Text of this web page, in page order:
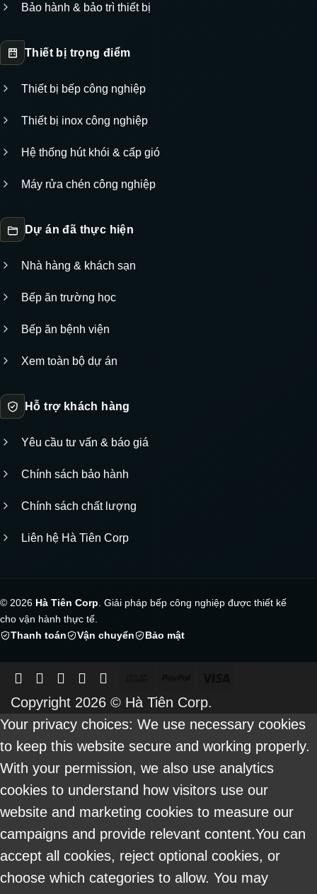
Bảo hành & bảo trì thiết bị
Thiết bị trọng điểm
Thiết bị bếp công nghiệp
Thiết bị inox công nghiệp
Hệ thống hút khói & cấp gió
Máy rửa chén công nghiệp
Dự án đã thực hiện
Nhà hàng & khách sạn
Bếp ăn trường học
Bếp ăn bệnh viện
Xem toàn bộ dự án
Hỗ trợ khách hàng
Yêu cầu tư vấn & báo giá
Chính sách bảo hành
Chính sách chất lượng
Liên hệ Hà Tiên Corp
© 2026 Hà Tiên Corp. Giải pháp bếp công nghiệp được thiết kế
cho vận hành thực tế.
Thanh toán
Vận chuyển Bảo mật
On
Delivery
Copyright 2026 © Hà Tiên Corp.
Your privacy choices: We use necessary cookies
to keep this website secure and working properly.
With your permission, we also use analytics
cookies to understand how visitors use our
website and marketing cookies to measure our
campaigns and provide relevant content.You can
accept all cookies, reject optional cookies, or
choose which categories to allow. You may